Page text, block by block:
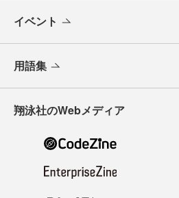
イベント
用語集
翔泳社のWebメディア